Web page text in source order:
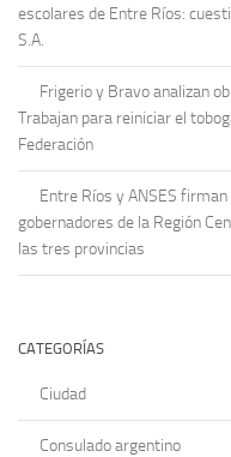
escolares de Entre Ríos:
S.A.
Frigerio y Bravo analizan
Trabajan para reiniciar el
Federación
Entre Ríos y ANSES
gobernadores de la Región
las tres provincias
CATEGORÍAS
Ciudad
Consulado argentino